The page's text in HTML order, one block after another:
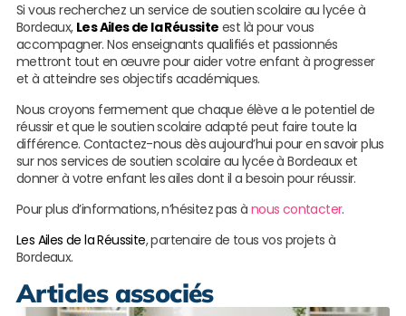
Si vous recherchez un service de soutien scolaire au lycée à
Bordeaux, Les Ailes de la Réussite est là pour vous
accompagner. Nos enseignants qualifiés et passionnés
mettront tout en œuvre pour aider votre enfant à progresser
et à atteindre ses objectifs académiques.
Nous croyons fermement que chaque élève a le potentiel de
réussir et que le soutien scolaire adapté peut faire toute la
différence. Contactez-nous dès aujourd’hui pour en savoir plus
sur nos services de soutien scolaire au lycée à Bordeaux et
donner à votre enfant les ailes dont il a besoin pour réussir.
Pour plus d’informations, n’hésitez pas à nous contacter.
Les Ailes de la Réussite, partenaire de tous vos projets à
Bordeaux.
Articles associés